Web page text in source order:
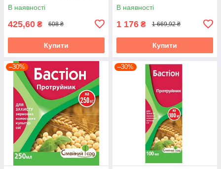
В наявності
425,60 ₴ 608 ₴
Купити
В наявності
1 176 ₴ 1 669,92 ₴
Купити
–30% –30%